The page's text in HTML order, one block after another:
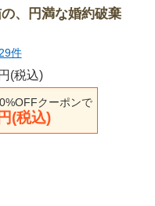
、円満な婚約破棄
件
(税込)
クーポンで
(税込)